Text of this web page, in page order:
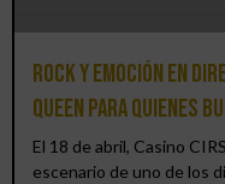
Rock y emoción en
Queen para quienes
El 18 de abril, Casino
escenario de uno de los